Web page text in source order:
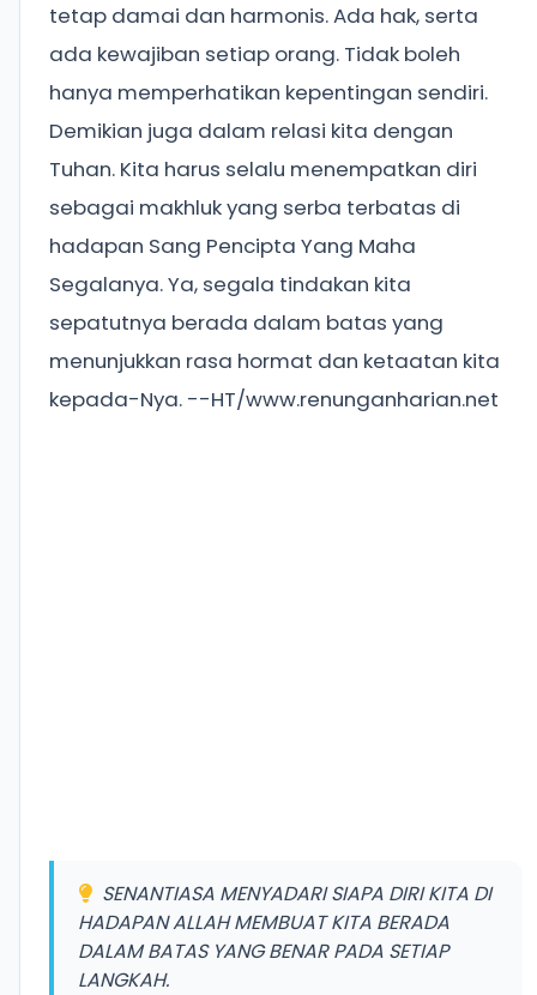
tetap damai dan harmonis. Ada hak, serta
ada kewajiban setiap orang. Tidak boleh
hanya memperhatikan kepentingan sendiri.
Demikian juga dalam relasi kita dengan
Tuhan. Kita harus selalu menempatkan diri
sebagai makhluk yang serba terbatas di
hadapan Sang Pencipta Yang Maha
Segalanya. Ya, segala tindakan kita
sepatutnya berada dalam batas yang
menunjukkan rasa hormat dan ketaatan kita
kepada-Nya. --HT/www.renunganharian.net
SENANTIASA MENYADARI SIAPA DIRI KITA DI
HADAPAN ALLAH MEMBUAT KITA BERADA
DALAM BATAS YANG BENAR PADA SETIAP
LANGKAH.